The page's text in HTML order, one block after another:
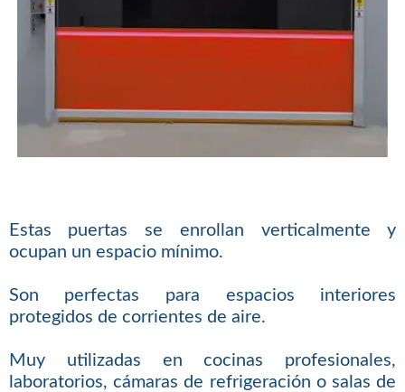
Estas puertas se enrollan verticalmente y
ocupan un espacio mínimo.
Son perfectas para espacios interiores
protegidos de corrientes de aire.
Muy utilizadas en cocinas profesionales,
laboratorios, cámaras de refrigeración o salas de